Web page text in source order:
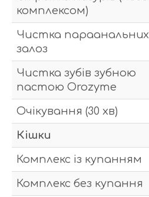
комплексом)
Чистка параанальних
залоз
Чистка зубів зубною
пастою Orozyme
Очікування (30 хв)
Кішки
Комплекс із купанням
Комплекс без купання